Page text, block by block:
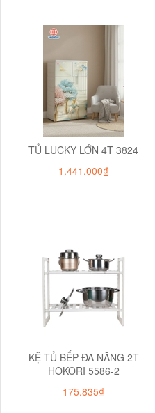
TỦ LUCKY LỚN 4T 3824
1.441.000₫
KỆ TỦ BẾP ĐA NĂNG 2T
HOKORI 5586-2
175.835₫